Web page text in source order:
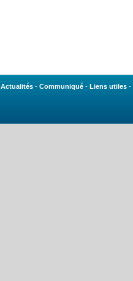
Actualités - Communiqué - Liens utiles -